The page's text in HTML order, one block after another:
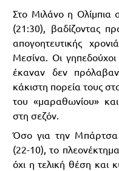
Στο Μιλάνο η Ολίμπια
(21:30), βαδίζοντας
απογοητευτικής
Μεσίνα. Οι
έκαναν δεν
κάκιστη πορεία τους
του «μαραθωνίου»
στη σεζόν.
Όσο για την Μπάρτσα
(22-10), το
όχι η τελική θέση και